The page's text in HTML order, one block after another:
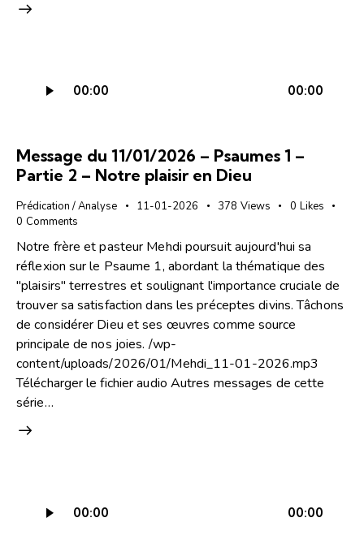
audio
00:00 00:00
Message du 11/01/2026 – Psaumes 1 –
Partie 2 – Notre plaisir en Dieu
Prédication / Analyse 11-01-2026 378 Views 0 Likes
0 Comments
Notre frère et pasteur Mehdi poursuit aujourd'hui sa
réflexion sur le Psaume 1, abordant la thématique des
"plaisirs" terrestres et soulignant l'importance cruciale de
trouver sa satisfaction dans les préceptes divins. Tâchons
de considérer Dieu et ses œuvres comme source
principale de nos joies. /wp-
content/uploads/2026/01/Mehdi_11-01-2026.mp3
Télécharger le fichier audio Autres messages de cette
série…
audio
00:00 00:00